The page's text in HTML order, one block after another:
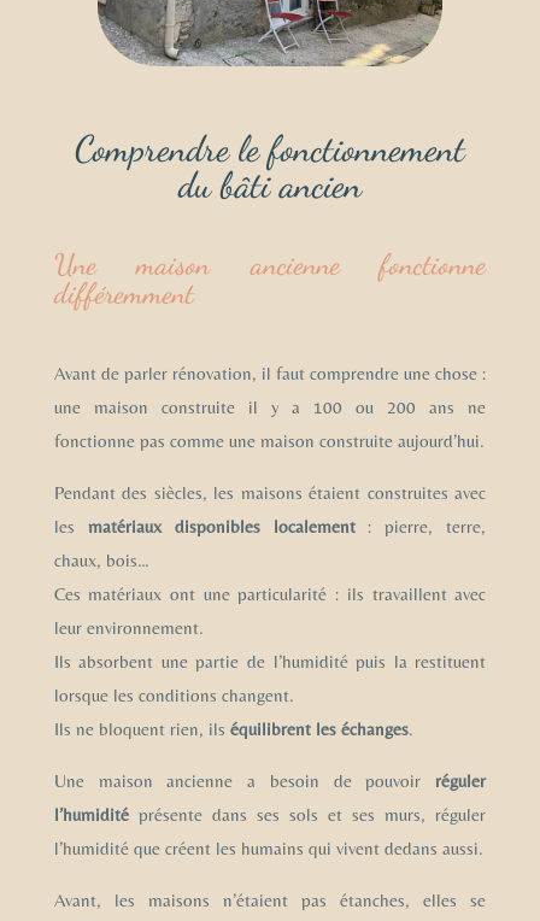
Comprendre le fonctionnement
du bâti ancien
Une maison ancienne fonctionne
différemment
Avant de parler rénovation, il faut comprendre une chose :
une maison construite il y a 100 ou 200 ans ne
fonctionne pas comme une maison construite aujourd’hui.
Pendant des siècles, les maisons étaient construites avec
les matériaux disponibles localement: pierre, terre,
chaux, bois…
Ces matériaux ont une particularité : ils travaillent avec
leur environnement.
Ils absorbent une partie de l’humidité puis la restituent
lorsque les conditions changent.
Ils ne bloquent rien, ils équilibrent les échanges.
Une maison ancienne a besoin de pouvoir réguler
l’humiditéprésente dans ses sols et ses murs, réguler
l’humidité que créent les humains qui vivent dedans aussi.
Avant, les maisons n’étaient pas étanches, elles se